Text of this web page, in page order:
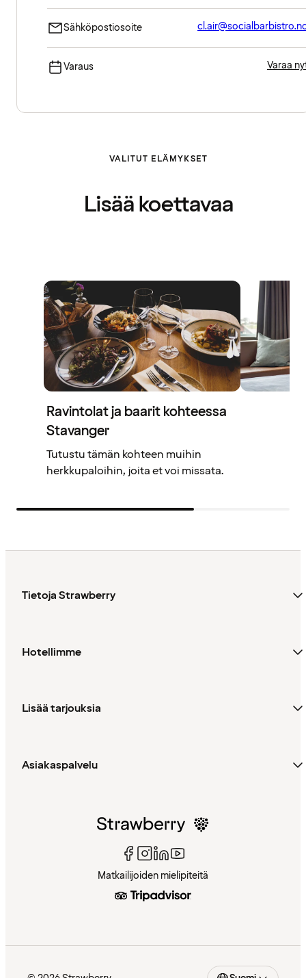
Sähköpostiosoite
Varaus Varaa
VALITUT ELÄMYKSET
Lisää koettavaa
Ravintolat ja baarit kohteessa
Stavanger
Tutustu tämän kohteen muihin
herkkupaloihin, joita et voi missata.
Tietoja Strawberry
Hotellimme
Lisää tarjouksia
Asiakaspalvelu
Matkailijoiden mielipiteitä